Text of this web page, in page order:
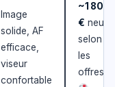
Image
solide, AF
efficace,
viseur
confortable
~1 800
€ neuf
selon
les
offres